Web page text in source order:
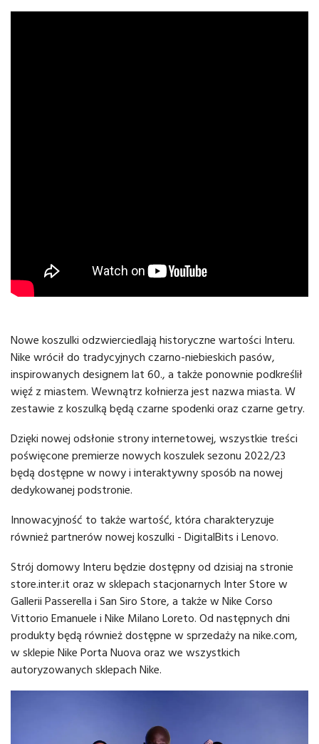
Nowe koszulki odzwierciedlają historyczne wartości Interu.
Nike wrócił do tradycyjnych czarno-niebieskich pasów,
inspirowanych designem lat 60., a także ponownie podkreślił
więź z miastem. Wewnątrz kołnierza jest nazwa miasta. W
zestawie z koszulką będą czarne spodenki oraz czarne getry.
Dzięki nowej odsłonie strony internetowej, wszystkie treści
poświęcone premierze nowych koszulek sezonu 2022/23
będą dostępne w nowy i interaktywny sposób na nowej
dedykowanej podstronie.
Innowacyjność to także wartość, która charakteryzuje
również partnerów nowej koszulki - DigitalBits i Lenovo.
Strój domowy Interu będzie dostępny od dzisiaj na stronie
store.inter.it oraz w sklepach stacjonarnych Inter Store w
Gallerii Passerella i San Siro Store, a także w Nike Corso
Vittorio Emanuele i Nike Milano Loreto. Od następnych dni
produkty będą również dostępne w sprzedaży na nike.com,
w sklepie Nike Porta Nuova oraz we wszystkich
autoryzowanych sklepach Nike.